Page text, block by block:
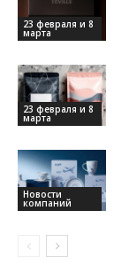
23 февраля и 8
марта
23 февраля и 8
марта
Новости
компаний